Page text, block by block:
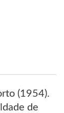
(1954).
de